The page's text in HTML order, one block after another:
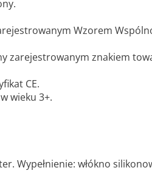
Wzorem
zarejestrowanym znakiem
CE.
wieku 3+.
Wypełnienie: włókno